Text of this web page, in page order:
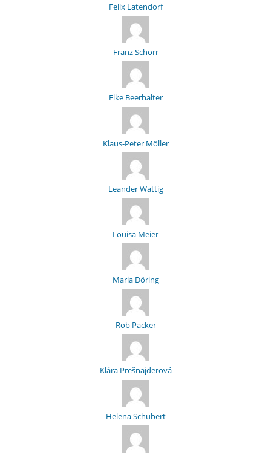
Felix Latendorf
Franz Schorr
Elke Beerhalter
Klaus-Peter Möller
Leander Wattig
Louisa Meier
Maria Döring
Rob Packer
Klára Prešnajderová
Helena Schubert